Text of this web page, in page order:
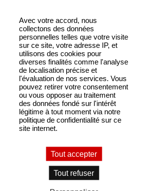
mini-série Le Roman de Marceau Miller a
mini-série Le Roman de Marceau Miller
Avec votre accord, nous
collectons des données
personnelles telles que votre visite
sur ce site, votre adresse IP, et
utilisons des cookies pour
diverses finalités comme l'analyse
de localisation précise et
l'évaluation de nos services. Vous
pouvez retirer votre consentement
ou vous opposer au traitement
des données fondé sur l'intérêt
légitime à tout moment via notre
politique de confidentialité sur ce
site internet.
Tout accepter
Tout refuser